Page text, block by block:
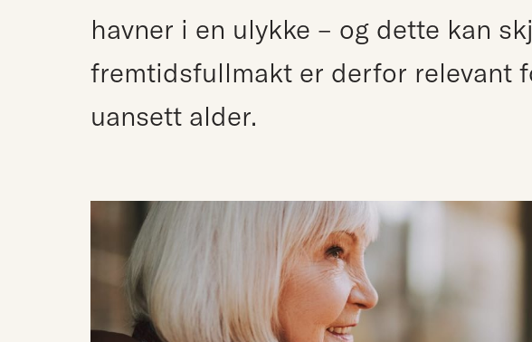
havner i en ulykke – og dette kan
fremtidsfullmakt er derfor relevant
uansett alder.